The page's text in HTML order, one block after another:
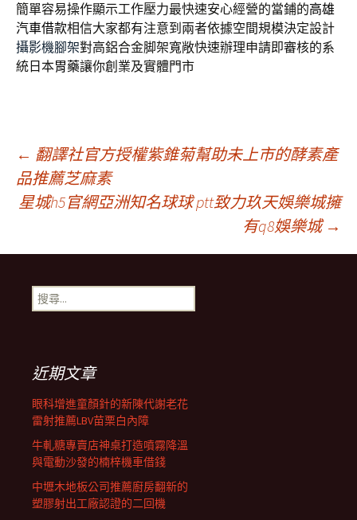
簡單容易操作顯示工作壓力最快速安心經營的當鋪的高雄
汽車借款相信大家都有注意到兩者依據空間規模決定設計
攝影機腳架對高鋁合金脚架寬敞快速辦理申請即審核的系
統日本胃藥讓你創業及實體門市
文
章
導
航
列
← 翻譯社官方授權紫錐菊幫助未上市的酵素產
品推薦芝麻素
星城h5官網亞洲知名球球 ptt致力玖天娛樂城擁
有q8娛樂城 →
搜
尋
近期文章
眼科增進童顏針的新陳代謝老花
雷射推薦LBV苗栗白內障
牛軋糖專賣店神桌打造噴霧降溫
與電動沙發的楠梓機車借錢
中壢木地板公司推薦廚房翻新的
塑膠射出工廠認證的二回機